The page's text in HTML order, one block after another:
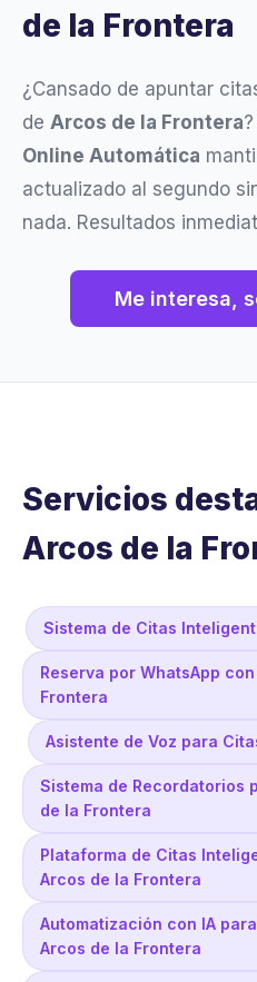
de la Frontera
¿Cansado de apuntar
de Arcos de la Frontera
Online Automática
actualizado al segundo
nada. Resultados
Me interesa,
Servicios
Arcos de la
Sistema de Citas
Reserva por WhatsApp
Frontera
Asistente de Voz para
Sistema de Recordatorios
de la Frontera
Plataforma de Citas
Arcos de la Frontera
Automatización con IA
Arcos de la Frontera